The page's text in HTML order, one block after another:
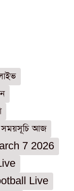
সময়সূচি আজ
7 2026
Live